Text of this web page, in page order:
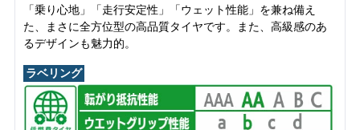
「乗り心地」「走行安定性」「ウェット性能」を兼ね備え
た、まさに全方位型の高品質タイヤです。また、高級感のあ
るデザインも魅力的。
ラベリング